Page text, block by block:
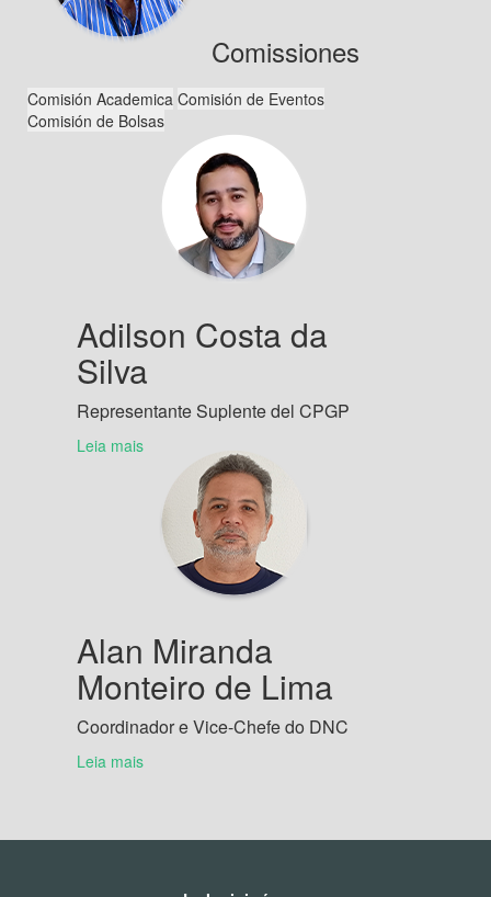
Comissiones
Adilson Costa da
Silva
Representante Suplente del CPGP
Leia mais
Alan Miranda
Monteiro de Lima
Coordinador e Vice-Chefe do DNC
Leia mais